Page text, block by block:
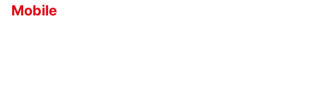
Mobile